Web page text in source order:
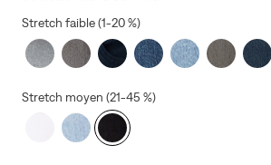
Stretch faible (1-20 %)
Stretch moyen (21-45 %)